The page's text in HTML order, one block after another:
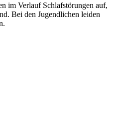
im Verlauf Schlafstörungen auf,
Bei den Jugendlichen leiden